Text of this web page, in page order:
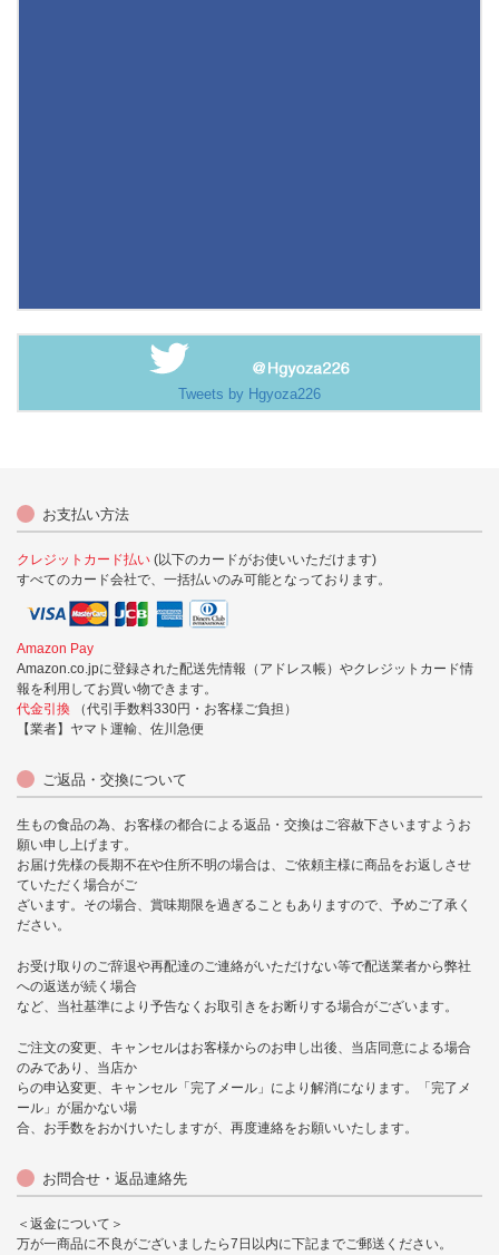
Tweets by Hgyoza226
お支払い方法
クレジットカード払い (以下のカードがお使いいただけます)
すべてのカード会社で、一括払いのみ可能となっております。
Amazon Pay
Amazon.co.jpに登録された配送先情報（アドレス帳）やクレジットカード情
報を利用してお買い物できます。
代金引換
（代引手数料330円・お客様ご負担）
【業者】ヤマト運輸、佐川急便
ご返品・交換について
生もの食品の為、お客様の都合による返品・交換はご容赦下さいますようお
願い申し上げます。
お届け先様の長期不在や住所不明の場合は、ご依頼主様に商品をお返しさせ
ていただく場合がご
ざいます。その場合、賞味期限を過ぎることもありますので、予めご了承く
ださい。
お受け取りのご辞退や再配達のご連絡がいただけない等で配送業者から弊社
への返送が続く場合
など、当社基準により予告なくお取引きをお断りする場合がございます。
ご注文の変更、キャンセルはお客様からのお申し出後、当店同意による場合
のみであり、当店か
らの申込変更、キャンセル「完了メール」により解消になります。「完了メ
ール」が届かない場
合、お手数をおかけいたしますが、再度連絡をお願いいたします。
お問合せ・返品連絡先
＜返金について＞
万が一商品に不良がございましたら7日以内に下記までご郵送ください。